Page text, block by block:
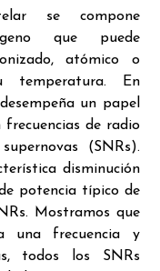
se compone
que puede
atómico o
temperatura. En
un papel
de radio
(SNRs).
disminución
potencia típico de
Mostramos que
una frecuencia y
todos los SNRs